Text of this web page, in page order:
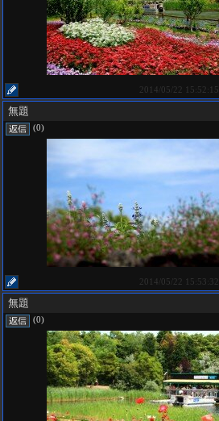
2014/05/22 15:52:15
無題
(0)
2014/05/22 15:53:32
無題
(0)